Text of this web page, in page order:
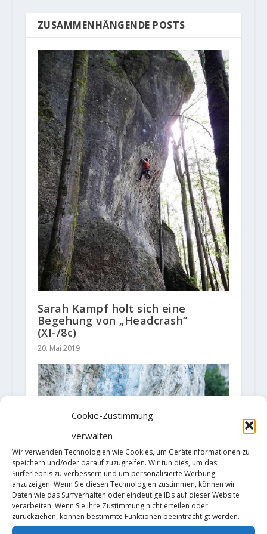
Cookie-Zustimmung
verwalten
Wir verwenden Technologien wie Cookies, um Geräteinformationen zu
speichern und/oder darauf zuzugreifen. Wir tun dies, um das
Surferlebnis zu verbessern und um personalisierte Werbung
anzuzeigen. Wenn Sie diesen Technologien zustimmen, können wir
Daten wie das Surfverhalten oder eindeutige IDs auf dieser Website
verarbeiten. Wenn Sie Ihre Zustimmung nicht erteilen oder
zurückziehen, können bestimmte Funktionen beeinträchtigt werden.
ZUSAMMENHÄNGENDE POSTS
Sarah Kampf holt sich eine
Begehung von „Headcrash“
(XI-/8c)
20. Mai 2019